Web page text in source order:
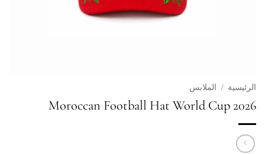
الرئيسية / الملابس
2026 Moroccan Football Hat World Cup